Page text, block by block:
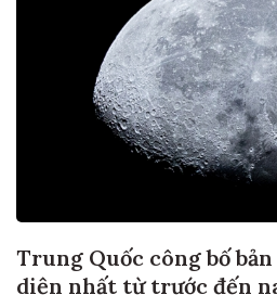
Trung Quốc công bố
diện nhất từ trước đến